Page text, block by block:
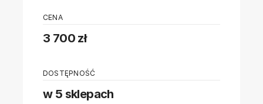
CENA
3 700 zł
DOSTĘPNOŚĆ
w 5 sklepach